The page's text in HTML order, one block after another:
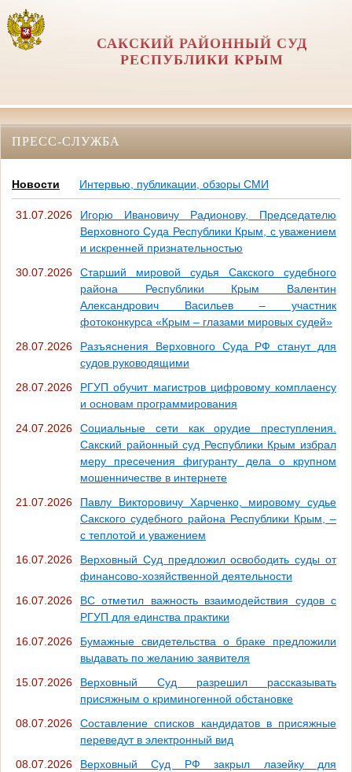
САКСКИЙ РАЙОННЫЙ СУД
РЕСПУБЛИКИ КРЫМ
ПРЕСС-СЛУЖБА
Новости Интервью, публикации, обзоры СМИ
31.07.2026
Игорю Ивановичу Радионову, Председателю
Верховного Суда Республики Крым, с уважением
и искренней признательностью
30.07.2026
Старший мировой судья Сакского судебного
района Республики Крым Валентин
Александрович Васильев – участник
фотоконкурса «Крым – глазами мировых судей»
28.07.2026
Разъяснения Верховного Суда РФ станут для
судов руководящими
28.07.2026
РГУП обучит магистров цифровому комплаенсу
и основам программирования
24.07.2026
Социальные сети как орудие преступления.
Сакский районный суд Республики Крым избрал
меру пресечения фигуранту дела о крупном
мошенничестве в интернете
21.07.2026
Павлу Викторовичу Харченко, мировому судье
Сакского судебного района Республики Крым, –
с теплотой и уважением
16.07.2026
Верховный Суд предложил освободить суды от
финансово-хозяйственной деятельности
16.07.2026
ВС отметил важность взаимодействия судов с
РГУП для единства практики
16.07.2026
Бумажные свидетельства о браке предложили
выдавать по желанию заявителя
15.07.2026
Верховный Суд разрешил рассказывать
присяжным о криминогенной обстановке
08.07.2026
Составление списков кандидатов в присяжные
переведут в электронный вид
08.07.2026
Верховный Суд РФ закрыл лазейку для